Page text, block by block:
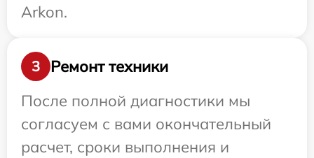
Arkon.
3
Ремонт техники
После полной диагностики мы
согласуем с вами окончательный
расчет, сроки выполнения и